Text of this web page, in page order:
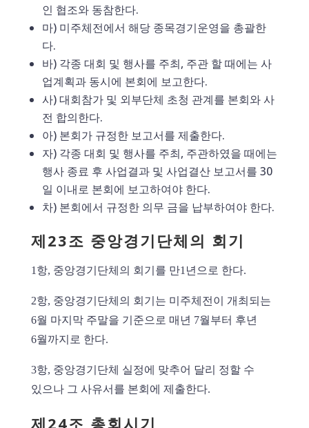
인 협조와 동참한다.
마) 미주체전에서 해당 종목경기운영을 총괄한
다.
바) 각종 대회 및 행사를 주최, 주관 할 때에는 사
업계획과 동시에 본회에 보고한다.
사) 대회참가 및 외부단체 초청 관계를 본회와 사
전 합의한다.
아) 본회가 규정한 보고서를 제출한다.
자) 각종 대회 및 행사를 주최, 주관하였을 때에는
행사 종료 후 사업결과 및 사업결산 보고서를 30
일 이내로 본회에 보고하여야 한다.
차) 본회에서 규정한 의무 금을 납부하여야 한다.
제23조 중앙경기단체의 회기
1항, 중앙경기단체의 회기를 만1년으로 한다.
2항, 중앙경기단체의 회기는 미주체전이 개최되는
6월 마지막 주말을 기준으로 매년 7월부터 후년
6월까지로 한다.
3항, 중앙경기단체 실정에 맞추어 달리 정할 수
있으나 그 사유서를 본회에 제출한다.
제24조 총회시기